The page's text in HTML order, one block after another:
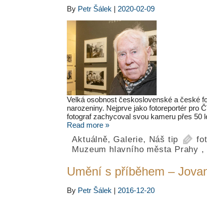
By Petr Šálek | 2020-02-09
Velká osobnost československé a české
narozeniny. Nejprve jako fotoreportér pro
fotograf zachycoval svou kameru přes 50
Read more »
Aktuálně, Galerie, Náš tip
Muzeum hlavního města Prahy ,
Umění s příběhem –
By Petr Šálek | 2016-12-20